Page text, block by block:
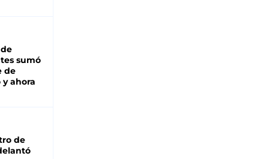
sumó
de
y ahora
de